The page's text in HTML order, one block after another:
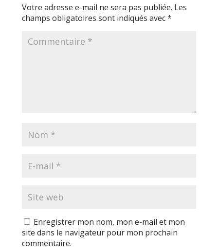
Votre adresse e-mail ne sera pas publiée. Les
champs obligatoires sont indiqués avec*
Enregistrer mon nom, mon e-mail et mon
site dans le navigateur pour mon prochain
commentaire.